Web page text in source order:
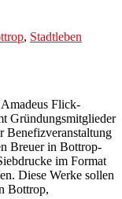
, Stadtleben
Flick-
Gründungsmitglieder
Benefizveranstaltung
Breuer in Bottrop-
im Format
Diese Werke sollen
Bottrop,